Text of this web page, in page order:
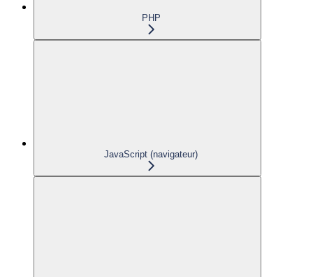
PHP
JavaScript (navigateur)